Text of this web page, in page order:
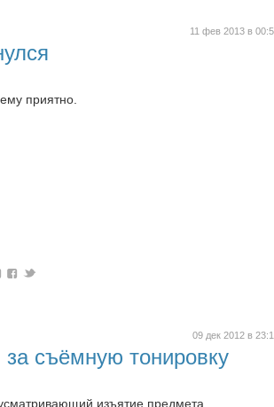
11 фев 2013 в
приятно.
09 дек 2012 в
за съёмную тонировку
изъятие предмета